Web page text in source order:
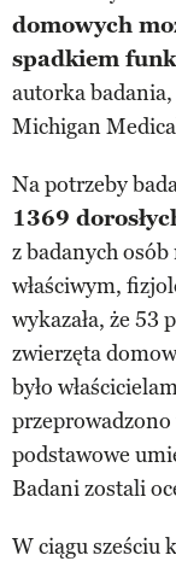
domowych
spadkiem
autorka
Michigan
Na potrzeby
1369
z badanych
właściwym,
wykazała, że 53
zwierzęta
było
podstawowe
Badani zostali
W ciągu sześciu